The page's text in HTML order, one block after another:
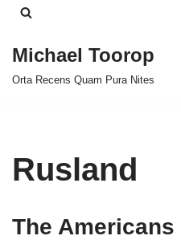
naar
de
Michael Toorop
Orta Recens Quam Pura Nites
Rusland
The Americans